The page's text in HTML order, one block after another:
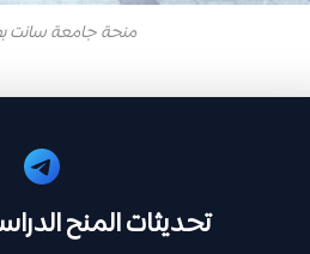
منحة جامعة سانت
تحديثات المنح